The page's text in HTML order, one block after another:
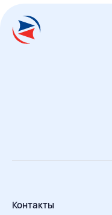
Контакты